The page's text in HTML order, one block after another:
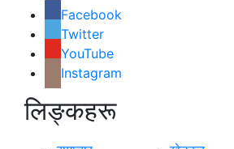
Facebook
Twitter
YouTube
Instagram
लिङ्कहरू